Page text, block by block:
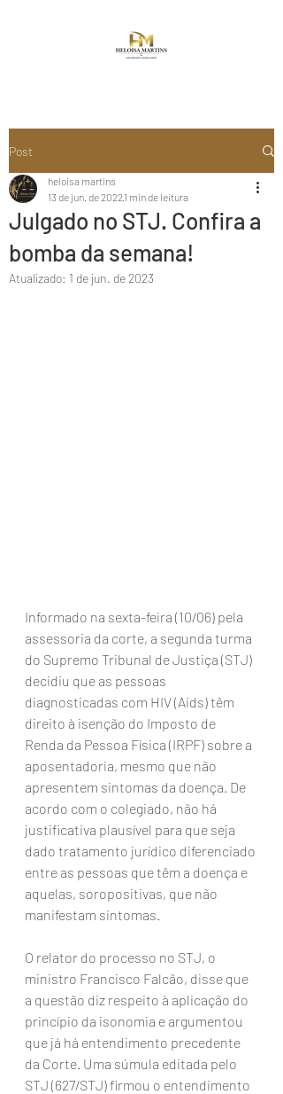
Post
Julgado no STJ. Confira a
bomba da semana!
heloisa martins
13 de jun. de 2022 1 min de leitura
Atualizado: 1 de jun. de 2023
Informado na sexta-feira (10/06) pela
assessoria da corte, a segunda turma
do Supremo Tribunal de Justiça (STJ)
decidiu que as pessoas
diagnosticadas com HIV (Aids) têm
direito à isenção do Imposto de
Renda da Pessoa Física (IRPF) sobre a
aposentadoria, mesmo que não
apresentem sintomas da doença. De
acordo com o colegiado, não há
justificativa plausível para que seja
dado tratamento jurídico diferenciado
entre as pessoas que têm a doença e
aquelas, soropositivas, que não
manifestam sintomas.
O relator do processo no STJ, o
ministro Francisco Falcão, disse que
a questão diz respeito à aplicação do
princípio da isonomia e argumentou
que já há entendimento precedente
da Corte. Uma súmula editada pelo
STJ (627/STJ) firmou o entendimento